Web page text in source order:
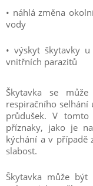
• náhlá změna
vody
• výskyt škytavky
vnitřních parazitů
Škytavka se
respiračního
průdušek. V
příznaky, jako je
kýchání a v případě
slabost.
Škytavka může být